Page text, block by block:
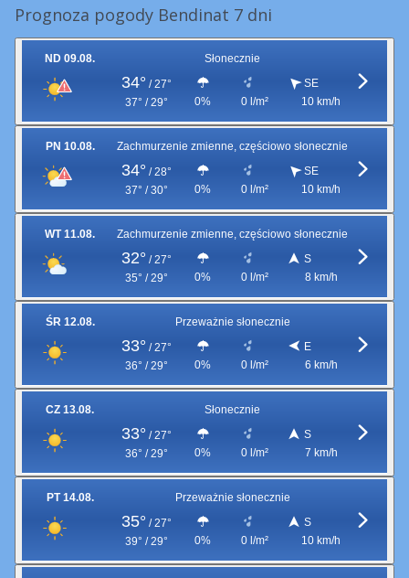
Prognoza pogody Bendinat 7 dni
ND 09.08. Słonecznie
34° / 27°
37° / 29°
0% 0 l/m²
SE
10 km/h
PN 10.08. Zachmurzenie zmienne, częściowo słonecznie
34° / 28°
37° / 30°
0% 0 l/m²
SE
10 km/h
WT 11.08. Zachmurzenie zmienne, częściowo słonecznie
32° / 27°
35° / 29°
0% 0 l/m²
S
8 km/h
ŚR 12.08. Przeważnie słonecznie
33° / 27°
36° / 29°
0% 0 l/m²
E
6 km/h
CZ 13.08. Słonecznie
33° / 27°
36° / 29°
0% 0 l/m²
S
7 km/h
PT 14.08. Przeważnie słonecznie
35° / 27°
39° / 29°
0% 0 l/m²
S
10 km/h